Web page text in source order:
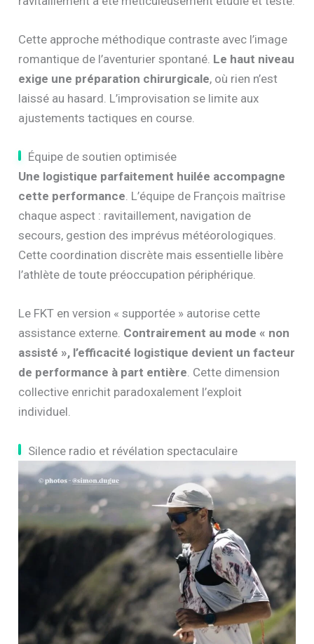
Cette approche méthodique contraste avec l’image
romantique de l’aventurier spontané. Le haut niveau
exige une préparation chirurgicale, où rien n’est
laissé au hasard. L’improvisation se limite aux
ajustements tactiques en course.
Équipe de soutien optimisée
Une logistique parfaitement huilée accompagne
cette performance. L’équipe de François maîtrise
chaque aspect : ravitaillement, navigation de
secours, gestion des imprévus météorologiques.
Cette coordination discrète mais essentielle libère
l’athlète de toute préoccupation périphérique.
Le FKT en version « supportée » autorise cette
assistance externe. Contrairement au mode « non
assisté », l’efficacité logistique devient un facteur
de performance à part entière. Cette dimension
collective enrichit paradoxalement l’exploit
individuel.
Silence radio et révélation spectaculaire